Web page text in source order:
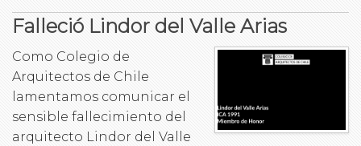
Falleció Lindor del Valle Arias
Como Colegio de
Arquitectos de Chile
lamentamos comunicar el
sensible fallecimiento del
arquitecto Lindor del Valle